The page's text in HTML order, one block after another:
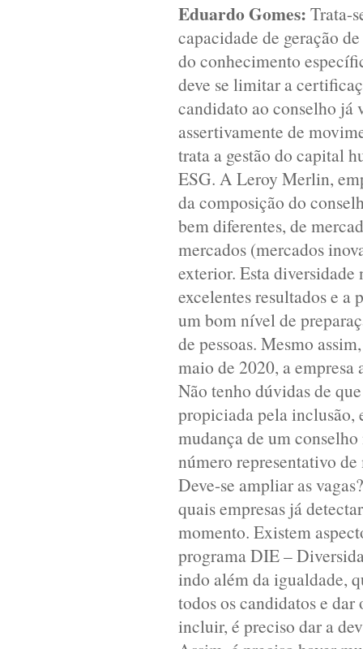
Eduardo Gomes: Trata-
capacidade de geração
do conhecimento
deve se limitar a
candidato ao conselho já
assertivamente de
trata a gestão do capital
ESG. A Leroy Merlin,
da composição do
bem diferentes, de
mercados (mercados
exterior. Esta
excelentes resultados e
um bom nível de
de pessoas. Mesmo
maio de 2020, a
Não tenho dúvidas de
propiciada pela inclusão,
mudança de um
número representativo
Deve-se ampliar as
quais empresas já
momento. Existem
programa DIE –
indo além da igualdade,
todos os candidatos e dar
incluir, é preciso dar a